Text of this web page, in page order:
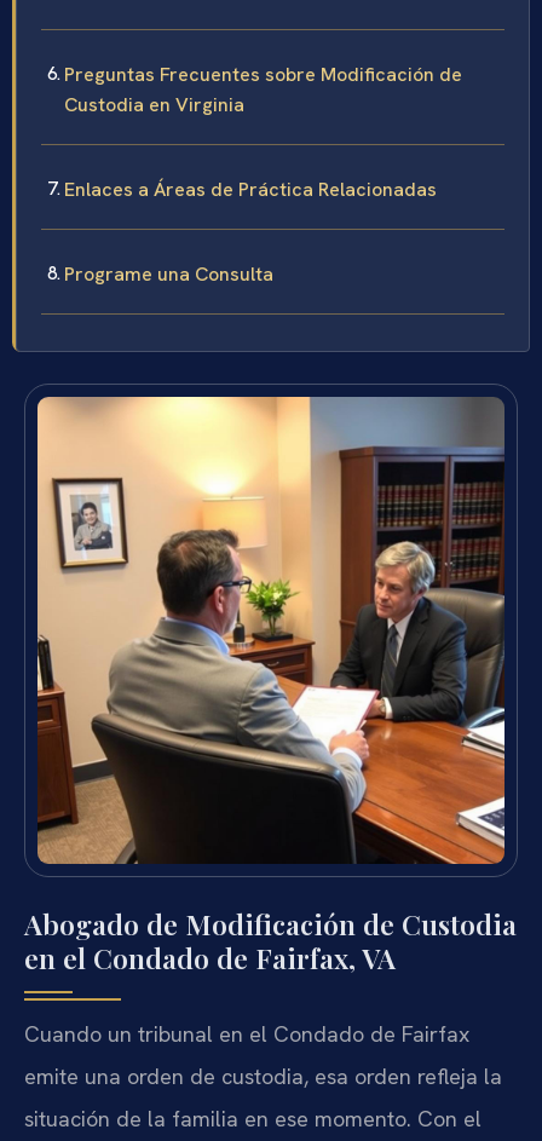
Preguntas Frecuentes sobre Modificación de
Custodia en Virginia
Enlaces a Áreas de Práctica Relacionadas
Programe una Consulta
Abogado de Modificación de Custodia
en el Condado de Fairfax, VA
Cuando un tribunal en el Condado de Fairfax
emite una orden de custodia, esa orden refleja la
situación de la familia en ese momento. Con el